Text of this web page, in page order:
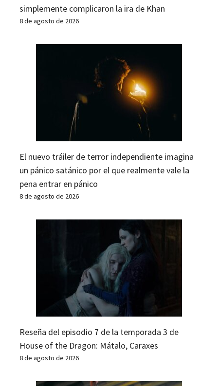
simplemente complicaron la ira de Khan
8 de agosto de 2026
El nuevo tráiler de terror independiente imagina
un pánico satánico por el que realmente vale la
pena entrar en pánico
8 de agosto de 2026
Reseña del episodio 7 de la temporada 3 de
House of the Dragon: Mátalo, Caraxes
8 de agosto de 2026